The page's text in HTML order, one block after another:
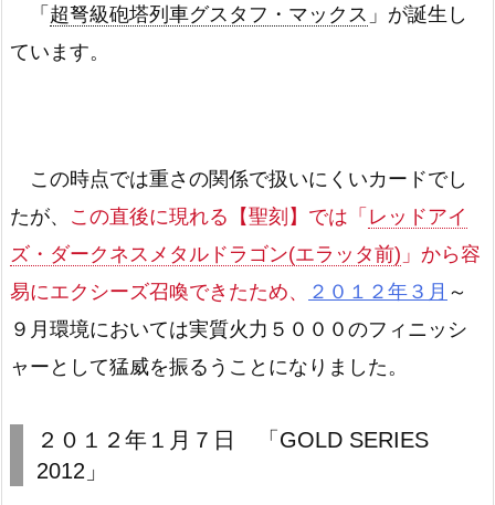
「 超弩級砲塔列車グスタフ・マックス 」が誕生し
ています。
この時点では重さの関係で扱いにくいカードでし
たが、 この直後に現れる【聖刻】では「 レッドアイ
ズ・ダークネスメタルドラゴン(エラッタ前) 」から容
易にエクシーズ召喚できたため、
２０１２年３月 ～
９月環境においては実質火力５０００のフィニッシ
ャーとして猛威を振るうことになりました。
２０１２年１月７日 「GOLD SERIES
2012」